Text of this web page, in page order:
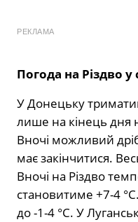
РЕКЛАМА
Погода на Різдво у
У Донецьку
лише на кінець дня
Вночі можливий
має закінчитися.
Вночі на Різдво
становитиме +7-4
до -1-4 °С. У